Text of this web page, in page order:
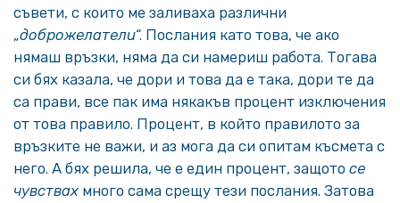
съвети, с които ме заливаха различни
„доброжелатели“. Послания като това, че ако
нямаш връзки, няма да си намериш работа. Тогава
си бях казала, че дори и това да е така, дори те да
са прави, все пак има някакъв процент изключения
от това правило. Процент, в който правилото за
връзките не важи, и аз мога да си опитам късмета с
него. А бях решила, че е един процент, защото се
чувствах много сама срещу тези послания. Затова